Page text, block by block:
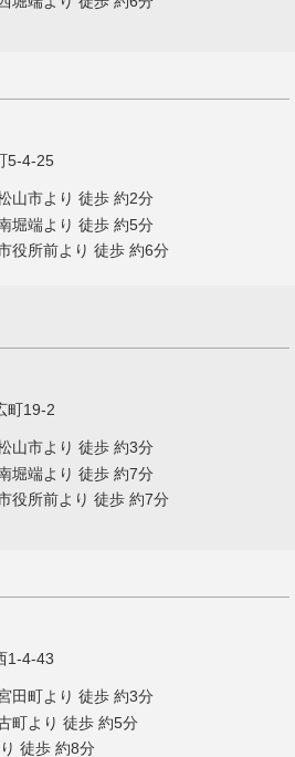
5-4-25
山市より 徒歩 約2分
堀端より 徒歩 約5分
役所前より 徒歩 約6分
町19-2
山市より 徒歩 約3分
堀端より 徒歩 約7分
役所前より 徒歩 約7分
1-4-43
田町より 徒歩 約3分
町より 徒歩 約5分
徒歩 約8分